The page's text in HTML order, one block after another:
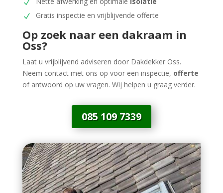
Gratis inspectie en vrijblijvende offerte
Op zoek naar een dakraam in
Oss?
Laat u vrijblijvend adviseren door Dakdekker Oss.
Neem contact met ons op voor een inspectie, offerte
of antwoord op uw vragen. Wij helpen u graag verder.
085 109 7339